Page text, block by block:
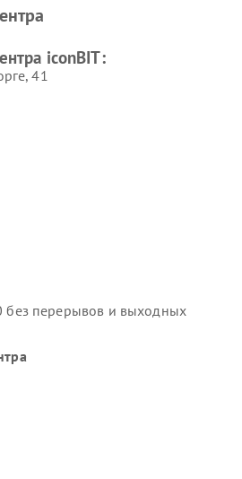
iconBIT:
41
перерывов и выходных